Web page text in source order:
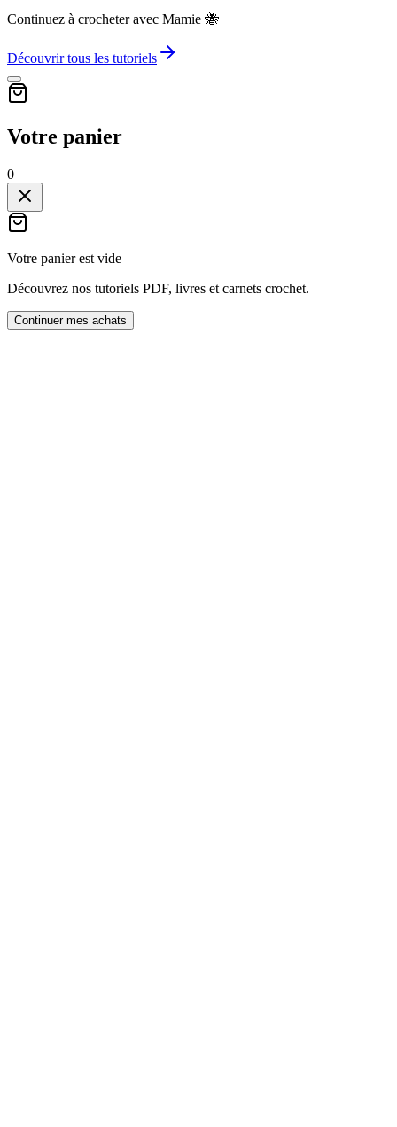
Continuez à crocheter avec Mamie 🐝
Découvrir tous les tutoriels
Votre panier
0
Votre panier est vide
Découvrez nos tutoriels PDF, livres et carnets crochet.
Continuer mes achats